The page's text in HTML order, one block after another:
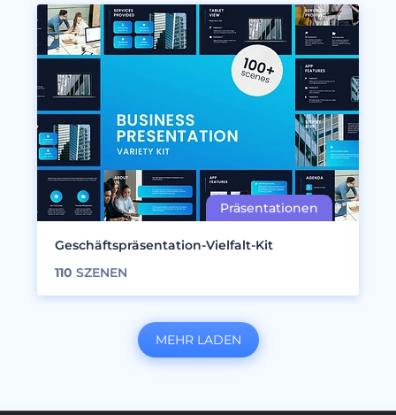
Geschäftspräsentation-Vielfalt-Kit
110 SZENEN
MEHR LADEN